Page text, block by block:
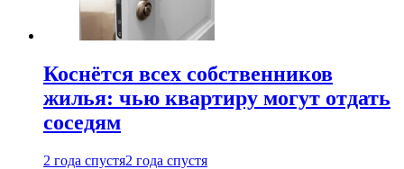
Коснётся всех собственников
жилья: чью квартиру могут отдать
соседям
2 года спустя2 года спустя